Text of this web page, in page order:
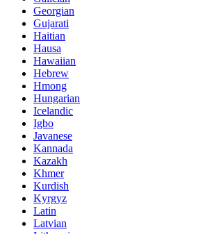
Georgian
Gujarati
Haitian
Hausa
Hawaiian
Hebrew
Hmong
Hungarian
Icelandic
Igbo
Javanese
Kannada
Kazakh
Khmer
Kurdish
Kyrgyz
Latin
Latvian